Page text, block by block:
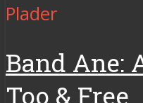
Plader
Band Ane:
Too & Free